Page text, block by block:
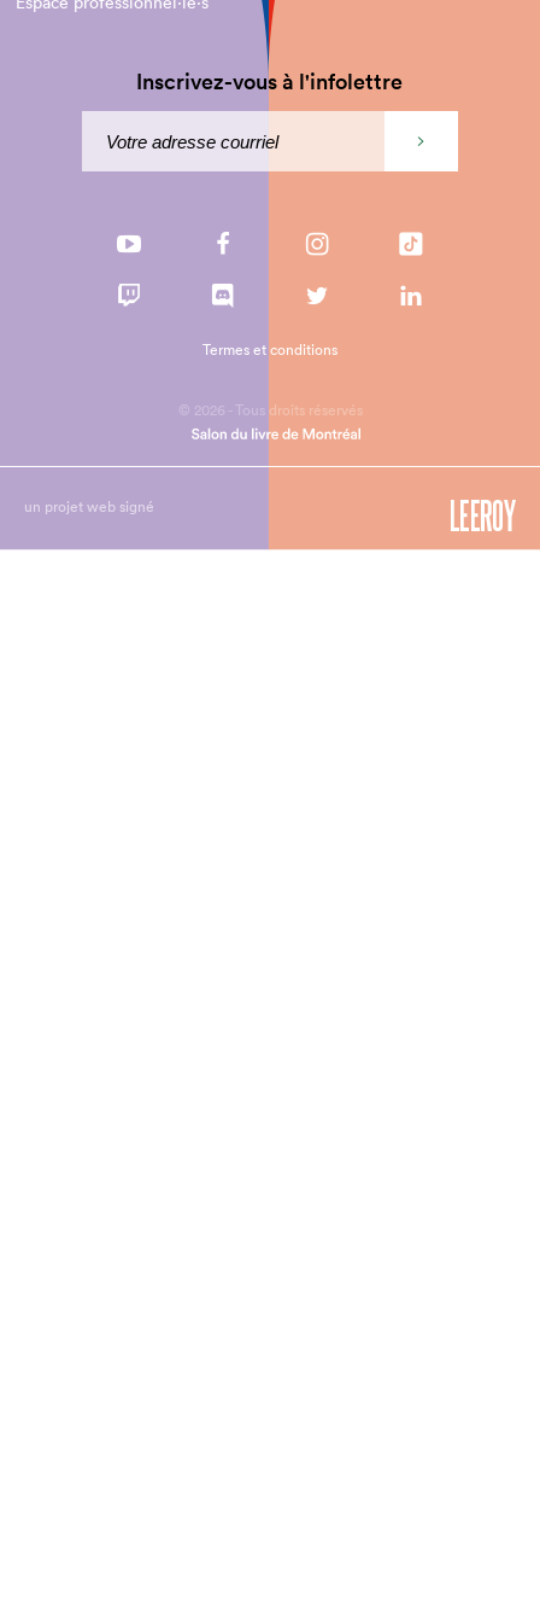
Inscrivez-vous à l'infolettre
© 2026 - Tous droits réservés
Termes et conditions
un projet web signé